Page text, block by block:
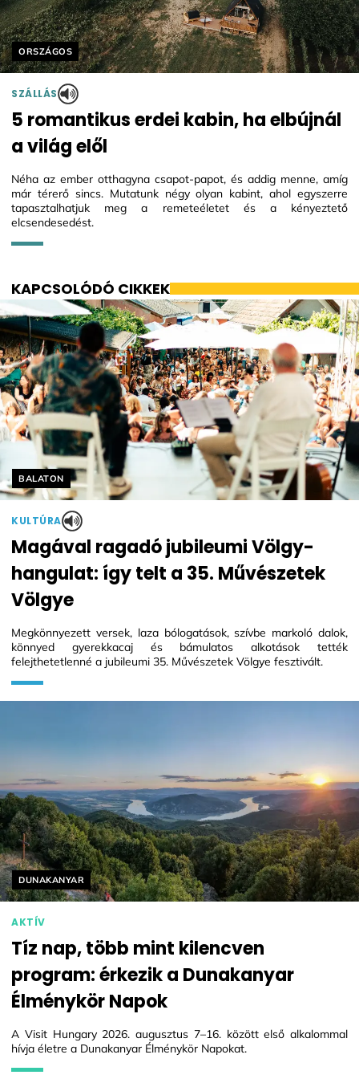
Helyszín címkék:
ORSZÁGOS
SZÁLLÁS
5 romantikus erdei kabin, ha elbújnál
a világ elől
Néha az ember otthagyna csapot-papot, és addig menne, amíg
már térerő sincs. Mutatunk négy olyan kabint, ahol egyszerre
tapasztalhatjuk meg a remeteéletet és a kényeztető
elcsendesedést.
KAPCSOLÓDÓ CIKKEK
Helyszín címkék:
BALATON
KULTÚRA
Magával ragadó jubileumi Völgy-
hangulat: így telt a 35. Művészetek
Völgye
Megkönnyezett versek, laza bólogatások, szívbe markoló dalok,
könnyed gyerekkacaj és bámulatos alkotások tették
felejthetetlenné a jubileumi 35. Művészetek Völgye fesztivált.
Helyszín címkék:
DUNAKANYAR
AKTÍV
Tíz nap, több mint kilencven
program: érkezik a Dunakanyar
Élménykör Napok
A Visit Hungary 2026. augusztus 7–16. között első alkalommal
hívja életre a Dunakanyar Élménykör Napokat.